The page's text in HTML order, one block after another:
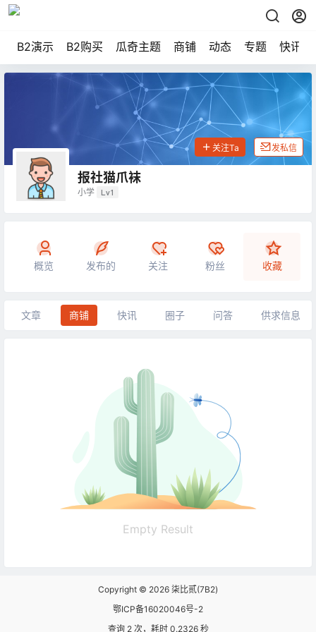
B2演示 B2购买 瓜奇主题 商铺 动态 专题 快讯
报社猫爪袜
小学 Lv1
关注Ta 发私信
概览 发布的 关注 粉丝 收藏
文章 商铺 快讯 圈子 问答 供求信息
Empty Result
Copyright © 2026 柒比贰(7B2)
鄂ICP备16020046号-2
查询 2 次，耗时 0.2326 秒